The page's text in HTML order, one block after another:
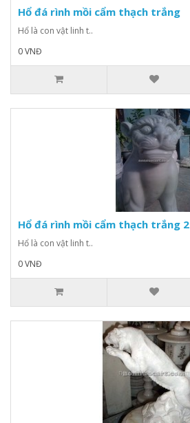
Hổ đá rình mồi cẩm thạch trắng
Hổ là con vật linh t..
0 VNĐ
Hổ đá rình mồi cẩm thạch trắng 2
Hổ là con vật linh t..
0 VNĐ